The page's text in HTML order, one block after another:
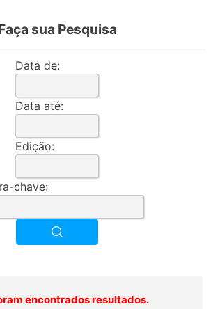
sua Pesquisa
Data de:
Data até:
Edição:
chave:
encontrados resultados.